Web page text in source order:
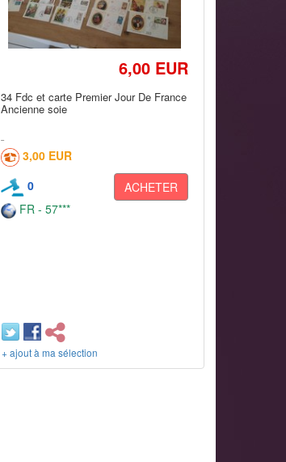
6,00 EUR
34 Fdc et carte Premier Jour De France
Ancienne soie
3,00 EUR
0
ACHETER
FR - 57***
+ ajout à ma sélection